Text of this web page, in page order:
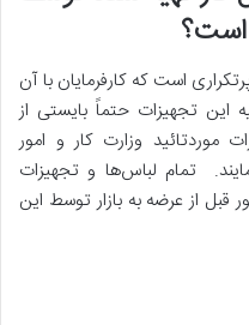
است؟
است که کارفرمایان با آن
این تجهیزات حتماً بایستی از
موردتائید وزارت کار و امور
تمام لباس‌ها و تجهیزات
قبل از عرضه به بازار توسط این